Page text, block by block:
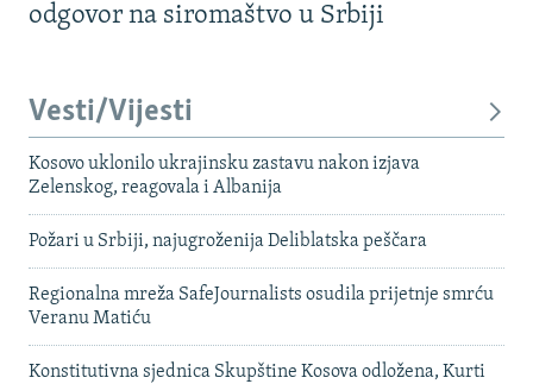
odgovor na siromaštvo u Srbiji
Vesti/Vijesti
Kosovo uklonilo ukrajinsku zastavu nakon izjava
Zelenskog, reagovala i Albanija
Požari u Srbiji, najugroženija Deliblatska peščara
Regionalna mreža SafeJournalists osudila prijetnje smrću
Veranu Matiću
Konstitutivna sjednica Skupštine Kosova odložena, Kurti